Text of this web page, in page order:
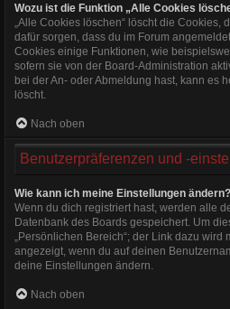
Wozu ist die Funktion „Alle Cookies
„Alle Cookies löschen“ löscht die Cookies,
dafür sorgen, dass du im Forum
Cookies einige Funktionen, wie
sofern sie von der Board-Administration
bei der An- oder Abmeldung hast, kann es
löscht.
Nach oben
Benutzerpräferenzen und -
Wie kann ich meine Einstellungen ändern?
Wenn du dich registriert hast, werden alle
Datenbank des Boards gespeichert. Um
„Persönlichen Bereich“; der Link dazu wird
angezeigt, wenn du auf deinen
deine Einstellungen ändern.
Nach oben